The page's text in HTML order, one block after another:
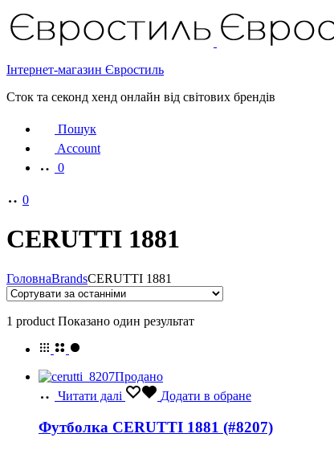
Інтернет-магазин Євростиль
Сток та секонд хенд онлайн від світових брендів
Пошук
Account
0
0
CERUTTI 1881
ГоловнаBrandsCERUTTI 1881
1 product Показано один результат
Продано
Читати далі
Додати в обране
Футболка CERUTTI 1881 (#8207)